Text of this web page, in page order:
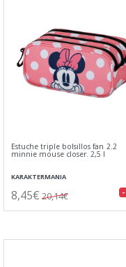
Estuche triple bolsillos fan 2.2
minnie mouse closer. 2,5 l
KARAKTERMANIA
8,45€ 20,14€